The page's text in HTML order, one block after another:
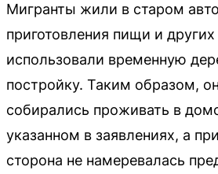
Мигранты жили в старом
приготовления пищи и
использовали временную
постройку. Таким образом,
собирались проживать в
указанном в заявлениях, а
сторона не намеревалась